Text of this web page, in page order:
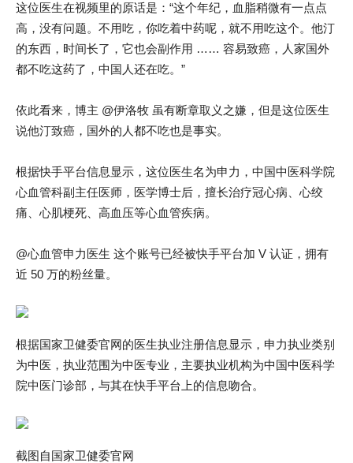
这位医生在视频里的原话是：“这个年纪，血脂稍微有一点点
高，没有问题。不用吃，你吃着中药呢，就不用吃这个。他汀
的东西，时间长了，它也会副作用 …… 容易致癌，人家国外
都不吃这药了，中国人还在吃。”
依此看来，博主 @伊洛牧 虽有断章取义之嫌，但是这位医生
说他汀致癌，国外的人都不吃也是事实。
根据快手平台信息显示，这位医生名为申力，中国中医科学院
心血管科副主任医师，医学博士后，擅长治疗冠心病、心绞
痛、心肌梗死、高血压等心血管疾病。
@心血管申力医生 这个账号已经被快手平台加 V 认证，拥有
近 50 万的粉丝量。
根据国家卫健委官网的医生执业注册信息显示，申力执业类别
为中医，执业范围为中医专业，主要执业机构为中国中医科学
院中医门诊部，与其在快手平台上的信息吻合。
截图自国家卫健委官网